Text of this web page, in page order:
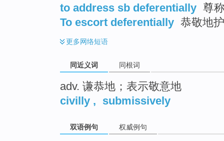
to address sb deferentially 尊
To escort deferentially 恭敬地
更多网络短语
同近义词 同根词
adv. 谦恭地；表示敬意地
civilly , submissively
双语例句 权威例句